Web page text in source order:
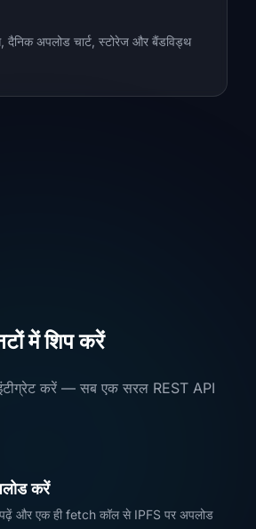
दैनिक अपलोड चार्ट, स्टोरेज और बैंडविड्थ
में शिप करें
करें — सब एक सरल REST API
करें
और एक ही fetch कॉल से IPFS पर अपलोड